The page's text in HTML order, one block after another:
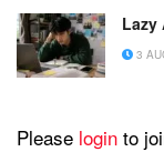
Lazy
3
Please login to